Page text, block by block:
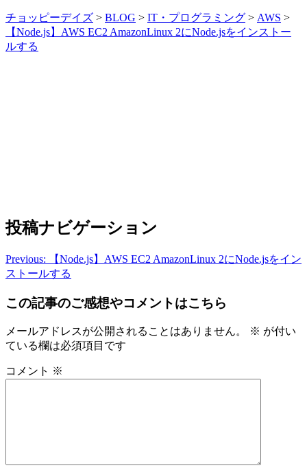
チョッピーデイズ > BLOG > IT・プログラミング > AWS >
【Node.js】AWS EC2 AmazonLinux 2にNode.jsをインストー
ルする
投稿ナビゲーション
Previous:
【Node.js】AWS EC2 AmazonLinux 2にNode.jsをイン
ストールする
この記事のご感想やコメントはこちら
メールアドレスが公開されることはありません。 ※ が付い
ている欄は必須項目です
コメント ※